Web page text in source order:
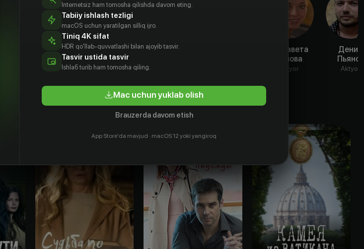
Яценюк
Галина
Мочалова
Aktyor
Ольга
Елизавета
Нилова
Aktyor
Денис
Пьянов
Aktyor
Internetsiz ham tomosha qilishda davom eting.
Tabiiy ishlash tezligi
macOS uchun yaratilgan silliq ijro.
Tiniq 4K sifat
HDR qo'llab-quvvatlashi bilan ajoyib tasvir.
Tasvir ustida tasvir
Ishlаб turib ham tomosha qiling.
Mac uchun yuklab olish
Brauzerda davom etish
App Store'da mavjud · macOS 12 yoki yangiroq